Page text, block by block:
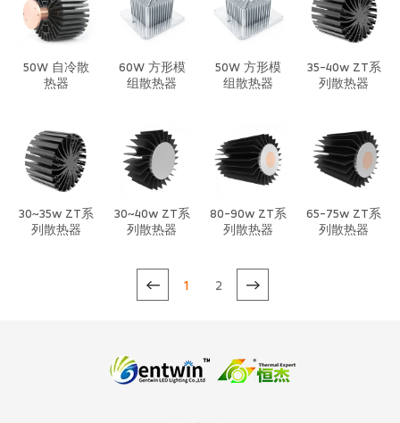
50W 自冷散
热器
60W 方形模
组散热器
50W 方形模
组散热器
35-40w ZT系
列散热器
30~35w ZT系
列散热器
30~40w ZT系
列散热器
80-90w ZT系
列散热器
65-75w ZT系
列散热器
1 2